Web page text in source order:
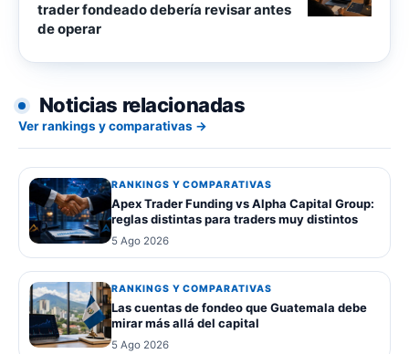
trader fondeado debería revisar antes
de operar
Noticias relacionadas
Ver rankings y comparativas →
RANKINGS Y COMPARATIVAS
Apex Trader Funding vs Alpha Capital Group:
reglas distintas para traders muy distintos
5 Ago 2026
RANKINGS Y COMPARATIVAS
Las cuentas de fondeo que Guatemala debe
mirar más allá del capital
5 Ago 2026